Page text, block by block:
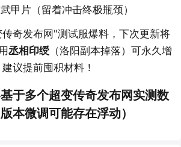
甲片（留着冲击终极瓶颈）
奇发布网"测试服爆料，下次更新将
丞相印绶 （洛阳副本掉落）可永久增
议提前囤积材料！
基于多个超变传奇发布网实测数
本微调可能存在浮动）